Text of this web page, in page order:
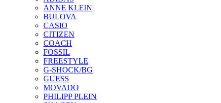
ANNE KLEIN
BULOVA
CASIO
CITIZEN
COACH
FOSSIL
FREESTYLE
G-SHOCK/BG
GUESS
MOVADO
PHILIPP PLEIN